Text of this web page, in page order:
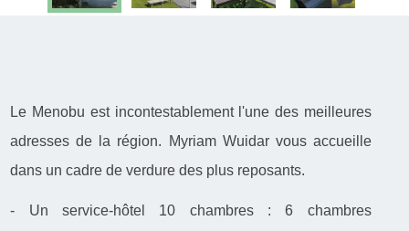
Le Menobu est incontestablement l'une des meilleures
adresses de la région. Myriam Wuidar vous accueille
dans un cadre de verdure des plus reposants.
- Un service-hôtel 10 chambres : 6 chambres